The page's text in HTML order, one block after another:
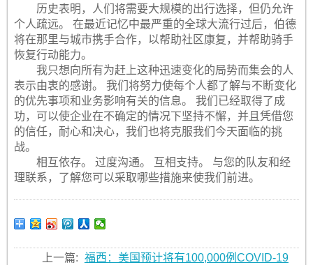
历史表明，人们将需要大规模的出行选择，但仍允许
个人疏远。 在最近记忆中最严重的全球大流行过后，伯德
将在那里与城市携手合作，以帮助社区康复，并帮助骑手
恢复行动能力。
我只想向所有为赶上这种迅速变化的局势而集会的人
表示由衷的感谢。 我们将努力使每个人都了解与不断变化
的优先事项和业务影响有关的信息。 我们已经取得了成
功，可以使企业在不确定的情况下坚持不懈，并且凭借您
的信任，耐心和决心，我们也将克服我们今天面临的挑
战。
相互依存。 过度沟通。 互相支持。 与您的队友和经
理联系，了解您可以采取哪些措施来使我们前进。
上一篇: 福西：美国预计将有100,000例COVID-19